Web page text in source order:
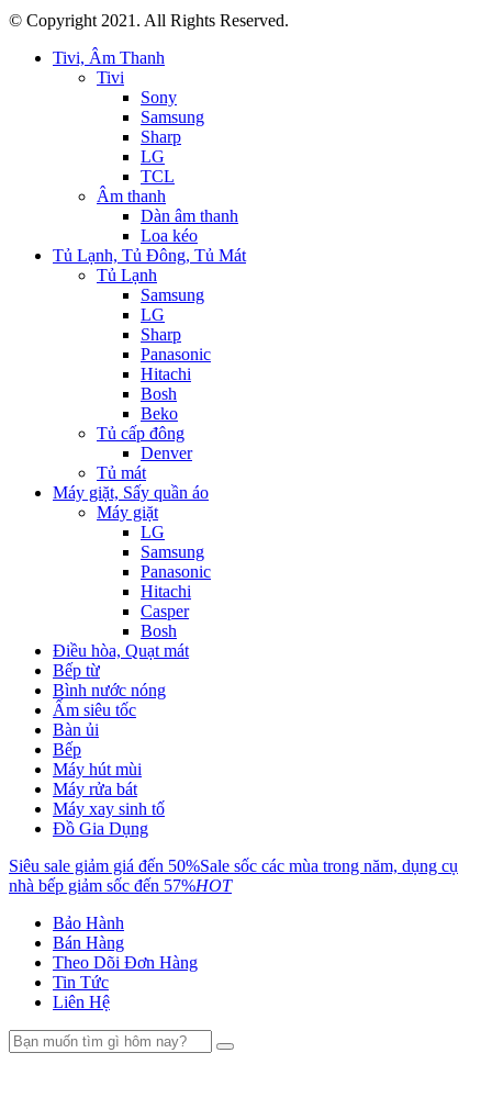
© Copyright 2021. All Rights Reserved.
Tivi, Âm Thanh
Tivi
Sony
Samsung
Sharp
LG
TCL
Âm thanh
Dàn âm thanh
Loa kéo
Tủ Lạnh, Tủ Đông, Tủ Mát
Tủ Lạnh
Samsung
LG
Sharp
Panasonic
Hitachi
Bosh
Beko
Tủ cấp đông
Denver
Tủ mát
Máy giặt, Sấy quần áo
Máy giặt
LG
Samsung
Panasonic
Hitachi
Casper
Bosh
Điều hòa, Quạt mát
Bếp từ
Bình nước nóng
Ấm siêu tốc
Bàn ủi
Bếp
Máy hút mùi
Máy rửa bát
Máy xay sinh tố
Đồ Gia Dụng
Siêu sale giảm giá đến 50%Sale sốc các mùa trong năm, dụng cụ
nhà bếp giảm sốc đến 57%HOT
Bảo Hành
Bán Hàng
Theo Dõi Đơn Hàng
Tin Tức
Liên Hệ